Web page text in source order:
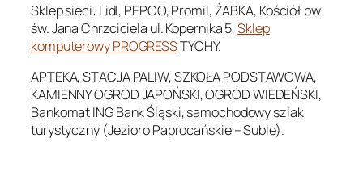
Sklep sieci: Lidl, PEPCO, Promil, ŻABKA, Kościół pw.
św. Jana Chrzciciela ul. Kopernika 5,Sklep
komputerowy PROGRESSTYCHY.
APTEKA, STACJA PALIW, SZKOŁA PODSTAWOWA,
KAMIENNY OGRÓD JAPOŃSKI, OGRÓD WIEDEŃSKI,
Bankomat ING Bank Śląski, samochodowy szlak
turystyczny (Jezioro Paprocańskie – Suble).